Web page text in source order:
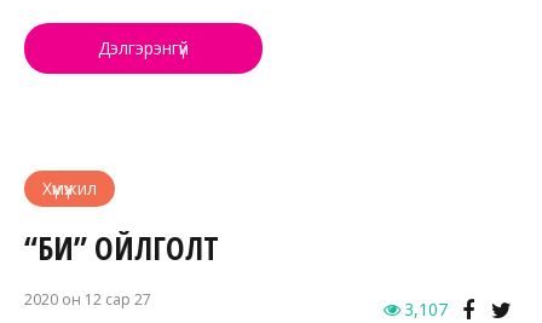
Дэлгэрэнгүй
Хүмүүжил
“БИ” ОЙЛГОЛТ
2020 он 12 сар 27 3,107